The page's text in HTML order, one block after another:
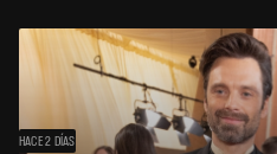
HACE 2 DÍAS